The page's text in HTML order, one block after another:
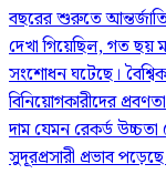
বছরের শুরুতে
দেখা গিয়েছিল, গত ছয়
সংশোধন ঘটেছে।
বিনিয়োগকারীদের
দাম যেমন রেকর্ড
সুদূরপ্রসারী প্রভাব